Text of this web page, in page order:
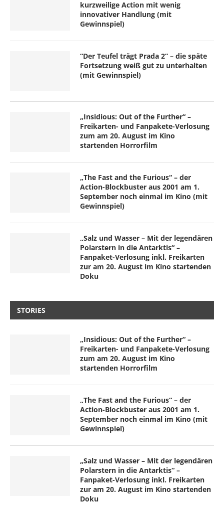
kurzweilige Action mit wenig
innovativer Handlung (mit
Gewinnspiel)
“Der Teufel trägt Prada 2” – die späte
Fortsetzung weiß gut zu unterhalten
(mit Gewinnspiel)
„Insidious: Out of the Further“ –
Freikarten- und Fanpakete-Verlosung
zum am 20. August im Kino
startenden Horrorfilm
„The Fast and the Furious“ – der
Action-Blockbuster aus 2001 am 1.
September noch einmal im Kino (mit
Gewinnspiel)
„Salz und Wasser – Mit der legendären
Polarstern in die Antarktis“ –
Fanpaket-Verlosung inkl. Freikarten
zur am 20. August im Kino startenden
Doku
STORIES
„Insidious: Out of the Further“ –
Freikarten- und Fanpakete-Verlosung
zum am 20. August im Kino
startenden Horrorfilm
„The Fast and the Furious“ – der
Action-Blockbuster aus 2001 am 1.
September noch einmal im Kino (mit
Gewinnspiel)
„Salz und Wasser – Mit der legendären
Polarstern in die Antarktis“ –
Fanpaket-Verlosung inkl. Freikarten
zur am 20. August im Kino startenden
Doku